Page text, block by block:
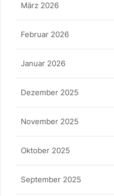
März 2026
Februar 2026
Januar 2026
Dezember 2025
November 2025
Oktober 2025
September 2025